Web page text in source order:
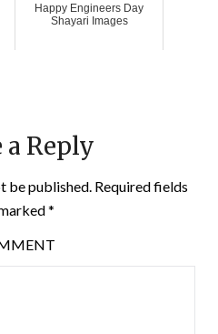
Happy Engineers Day
Shayari Images
a Reply
be published. Required fields
*